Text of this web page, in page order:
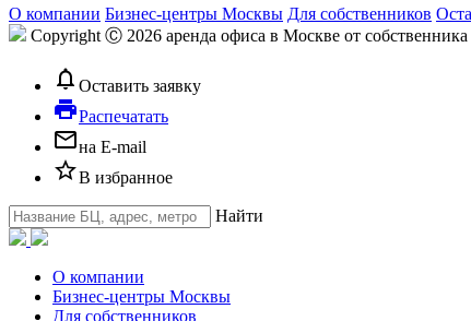
О компании Бизнес-центры Москвы Для собственников
Copyright Ⓒ 2026 аренда офиса в Москве от
notifications_none Оставить заявку
local_printshopРаспечатать
mail_outlineна E-mail
star_borderВ избранное
Найти
О компании
Бизнес-центры Москвы
Для собственников